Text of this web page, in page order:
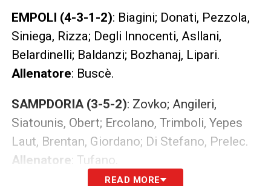
EMPOLI (4-3-1-2): Biagini; Donati, Pezzola,
Siniega, Rizza; Degli Innocenti, Asllani,
Belardinelli; Baldanzi; Bozhanaj, Lipari.
Allenatore: Buscè.
SAMPDORIA (3-5-2): Zovko; Angileri,
Siatounis, Obert; Ercolano, Trimboli, Yepes
Laut, Brentan, Giordano; Di Stefano, Prelec.
Allenatore: Tufano.
READ MORE